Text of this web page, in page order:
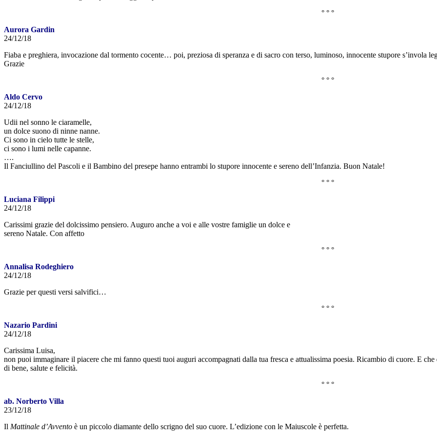
° ° °
Aurora Gardin
24/12/18
Fiaba e preghiera, invocazione dal tormento cocente… poi, preziosa di speranza e di sacro con terso, luminoso, innocente stupore s’invola
Grazie
° ° °
Aldo Cervo
24/12/18
Udii nel sonno le ciaramelle,
un dolce suono di ninne nanne.
Ci sono in cielo tutte le stelle,
ci sono i lumi nelle capanne.
….
Il Fanciullino del Pascoli e il Bambino del presepe hanno entrambi lo stupore innocente e sereno dell’Infanzia. Buon Natale!
° ° °
Luciana Filippi
24/12/18
Carissimi grazie del dolcissimo pensiero. Auguro anche a voi e alle vostre famiglie un dolce e
sereno Natale. Con affetto
° ° °
Annalisa Rodeghiero
24/12/18
Grazie per questi versi salvifici…
° ° °
Nazario Pardini
24/12/18
Carissima Luisa,
non puoi immaginare il piacere che mi fanno questi tuoi auguri accompagnati dalla tua fresca e attualissima poesia. Ricambio di cuore. E
di bene, salute e felicità.
° ° °
ab. Norberto Villa
23/12/18
Il Mattinale d’Avvento è un piccolo diamante dello scrigno del suo cuore. L’edizione con le Maiuscole è perfetta.